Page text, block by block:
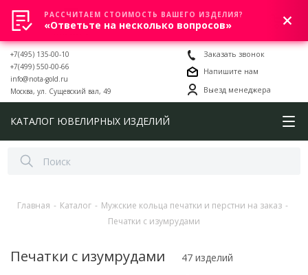
0
+7(495) 135-00-10
+7(499) 550-00-66
info@nota-gold.ru
Москва, ул. Сущевский вал, 49
Заказать звонок
Напишите нам
Выезд менеджера
КАТАЛОГ ЮВЕЛИРНЫХ ИЗДЕЛИЙ
Главная - Каталог - Мужские кольца печатки и перстни на заказ -
Печатки с изумрудами
Печатки с изумрудами 47 изделий
РАССЧИТАЕМ СТОИМОСТЬ ВАШЕГО ИЗДЕЛИЯ?
«Ответьте на несколько вопросов»